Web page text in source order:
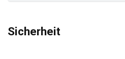
Sicherheit